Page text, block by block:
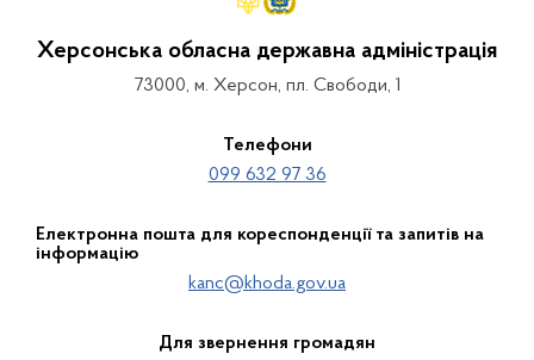
Херсонська обласна державна адміністрація
73000, м. Херсон, пл. Свободи, 1
Телефони
099 632 97 36
Електронна пошта для кореспонденції та запитів на
інформацію
kanc@khoda.gov.ua
Для звернення громадян